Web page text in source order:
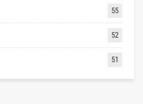
55
52
51